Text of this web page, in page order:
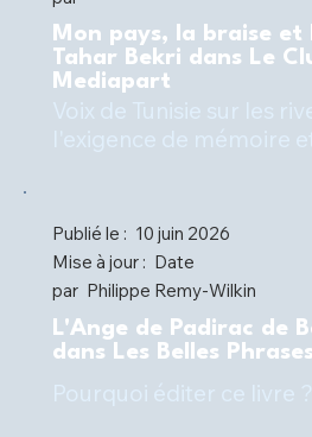
Mon pays, la braise
Tahar Bekri dans Le
Mediapart
Publié le : 10 juin 2026
Mise à jour : Date
par Philippe Remy-Wilkin
L'Ange de Padirac de
dans Les Belles Phrases